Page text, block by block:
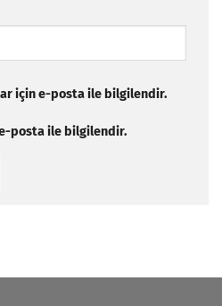
için e-posta ile bilgilendir.
posta ile bilgilendir.